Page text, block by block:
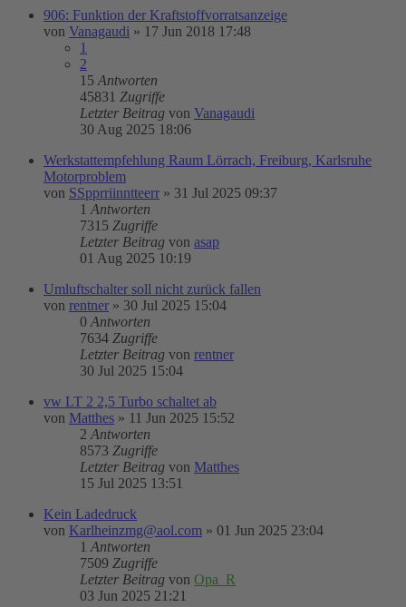
906: Funktion der Kraftstoffvorratsanzeige
von Vanagaudi » 17 Jun 2018 17:48
1
2
15 Antworten
45831 Zugriffe
Letzter Beitrag von Vanagaudi
30 Aug 2025 18:06
Werkstattempfehlung Raum Lörrach, Freiburg, Karlsruhe
Motorproblem
von SSpprriinntteerr » 31 Jul 2025 09:37
1 Antworten
7315 Zugriffe
Letzter Beitrag von asap
01 Aug 2025 10:19
Umluftschalter soll nicht zurück fallen
von rentner » 30 Jul 2025 15:04
0 Antworten
7634 Zugriffe
Letzter Beitrag von rentner
30 Jul 2025 15:04
vw LT 2 2,5 Turbo schaltet ab
von Matthes » 11 Jun 2025 15:52
2 Antworten
8573 Zugriffe
Letzter Beitrag von Matthes
15 Jul 2025 13:51
Kein Ladedruck
von Karlheinzmg@aol.com » 01 Jun 2025 23:04
1 Antworten
7509 Zugriffe
Letzter Beitrag von Opa_R
03 Jun 2025 21:21